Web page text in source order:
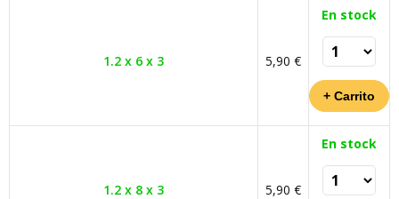
1.2 x 6 x 3 5,90 €
En stock
1.2 x 8 x 3 5,90 €
En stock